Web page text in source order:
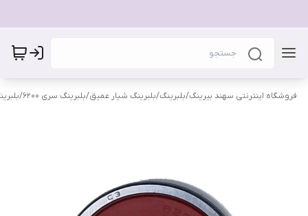
فروشگاه اینترنتی سهند بیرینگ/بلبرینگ/بلبرینگ شیار عمیق/بلبرینگ سری 6200 /بلبرینگ